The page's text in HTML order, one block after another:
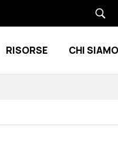
Show submenu for Settori
RISORSE CHI SIAMO